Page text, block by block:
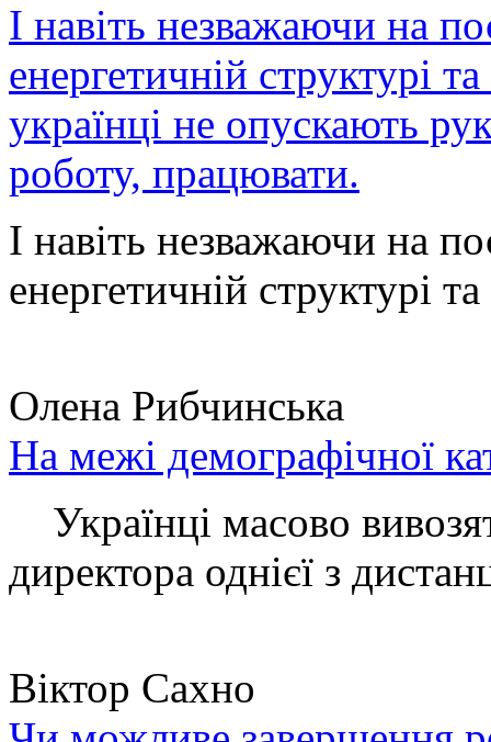
І навіть незважаючи на
енергетичній структурі
українці не опускають
роботу, працювати.
І навіть незважаючи на
енергетичній структурі
Олена Рибчинська
На межі демографічної
Українці масово
директора однієї з
Віктор Сахно